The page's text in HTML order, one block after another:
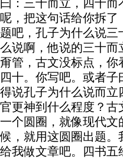
曰：三十而立，四十
呢，把这句话给你拆
题吧，孔子为什么说
么说啊，他说的三十
甭管，古文没标点，你
四十。你写吧。或者
得说孔子为什么说而
官更神到什么程度？
一个圆圈，就像现代
候，就用这圆圈出题。
给我做文章吧。四书